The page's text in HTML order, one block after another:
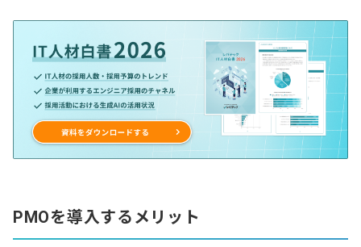
PMOを導入するメリット